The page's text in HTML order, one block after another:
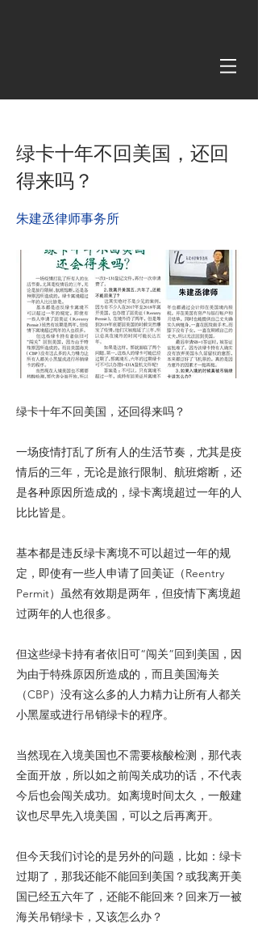
绿卡十年不回美国，还回
得来吗？
朱建丞律师事务所
绿卡十年不回美国，还回得来吗？
一场疫情打乱了所有人的生活节奏，尤其是疫
情后的三年，无论是旅行限制、航班熔断，还
是各种原因所造成的，绿卡离境超过一年的人
比比皆是。
基本都是违反绿卡离境不可以超过一年的规
定，即使有一些人申请了回美证（Reentry
Permit）虽然有效期是两年，但疫情下离境超
过两年的人也很多。
但这些绿卡持有者依旧可“闯关”回到美国，因
为由于特殊原因所造成的，而且美国海关
（CBP）没有这么多的人力精力让所有人都关
小黑屋或进行吊销绿卡的程序。
当然现在入境美国也不需要核酸检测，那代表
全面开放，所以如之前闯关成功的话，不代表
今后也会闯关成功。如离境时间太久，一般建
议也尽早先入境美国，可以之后再离开。
但今天我们讨论的是另外的问题，比如：绿卡
过期了，那我还能不能回到美国？或我离开美
国已经五六年了，还能不能回来？回来万一被
海关吊销绿卡，又该怎么办？